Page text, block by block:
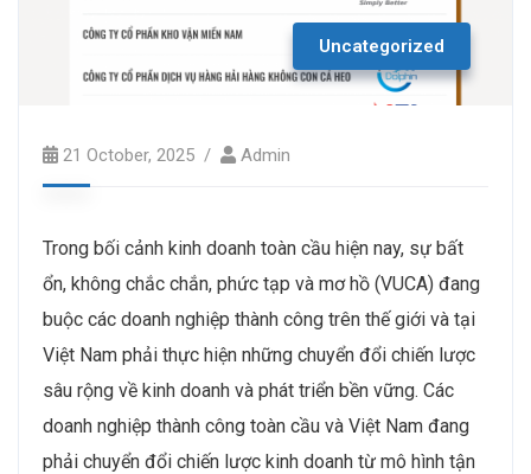
Uncategorized
21 October, 2025 Admin
Trong bối cảnh kinh doanh toàn cầu hiện nay, sự bất
ổn, không chắc chắn, phức tạp và mơ hồ (VUCA) đang
buộc các doanh nghiệp thành công trên thế giới và tại
Việt Nam phải thực hiện những chuyển đổi chiến lược
sâu rộng về kinh doanh và phát triển bền vững. Các
doanh nghiệp thành công toàn cầu và Việt Nam đang
phải chuyển đổi chiến lược kinh doanh từ mô hình tận